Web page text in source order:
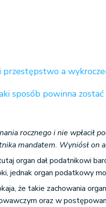
przestępstwo a
sposób powinna zostać
rocznego i nie wpłacił
mandatem. Wyniósł on
organ dał podatnikowi
jednak organ podatkowy
że takie zachowania
oraz w